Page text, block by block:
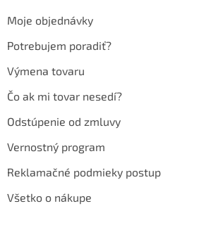
Moje objednávky
Potrebujem poradiť?
Výmena tovaru
Čo ak mi tovar nesedí?
Odstúpenie od zmluvy
Vernostný program
Reklamačné podmieky postup
Všetko o nákupe